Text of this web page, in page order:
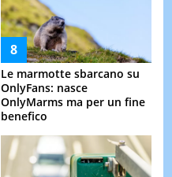
Le marmotte sbarcano su
OnlyFans: nasce
OnlyMarms ma per un fine
benefico